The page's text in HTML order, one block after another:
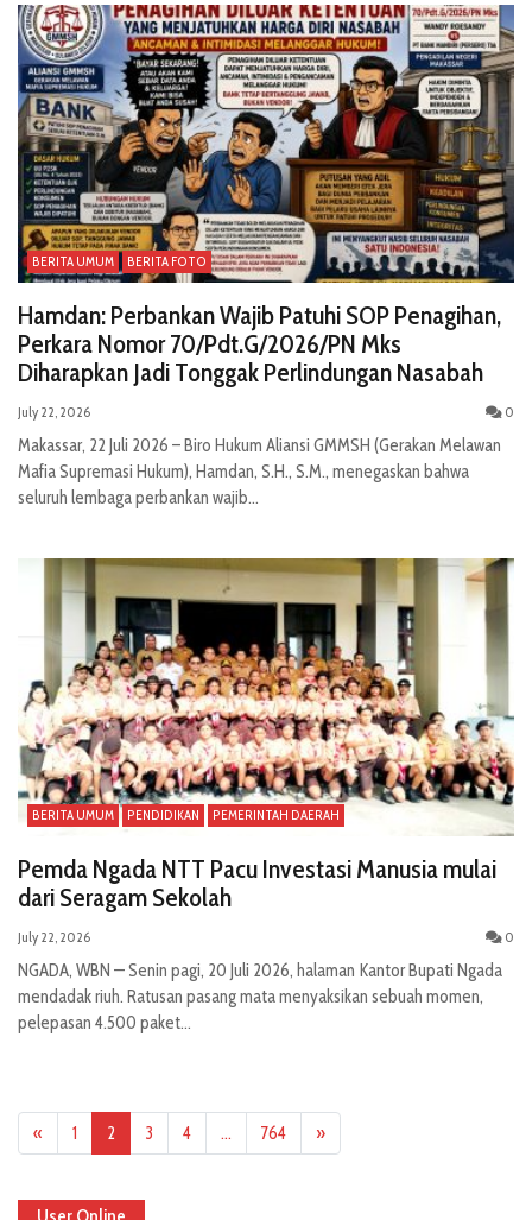
BERITA UMUM BERITA FOTO
Hamdan: Perbankan Wajib Patuhi SOP Penagihan,
Perkara Nomor 70/Pdt.G/2026/PN Mks
Diharapkan Jadi Tonggak Perlindungan Nasabah
July 22, 2026 0
Makassar, 22 Juli 2026 – Biro Hukum Aliansi GMMSH (Gerakan Melawan
Mafia Supremasi Hukum), Hamdan, S.H., S.M., menegaskan bahwa
seluruh lembaga perbankan wajib...
BERITA UMUM PENDIDIKAN PEMERINTAH DAERAH
Pemda Ngada NTT Pacu Investasi Manusia mulai
dari Seragam Sekolah
July 22, 2026 0
NGADA, WBN — Senin pagi, 20 Juli 2026, halaman Kantor Bupati Ngada
mendadak riuh. Ratusan pasang mata menyaksikan sebuah momen,
pelepasan 4.500 paket...
« 1 2 3 4 … 764 »